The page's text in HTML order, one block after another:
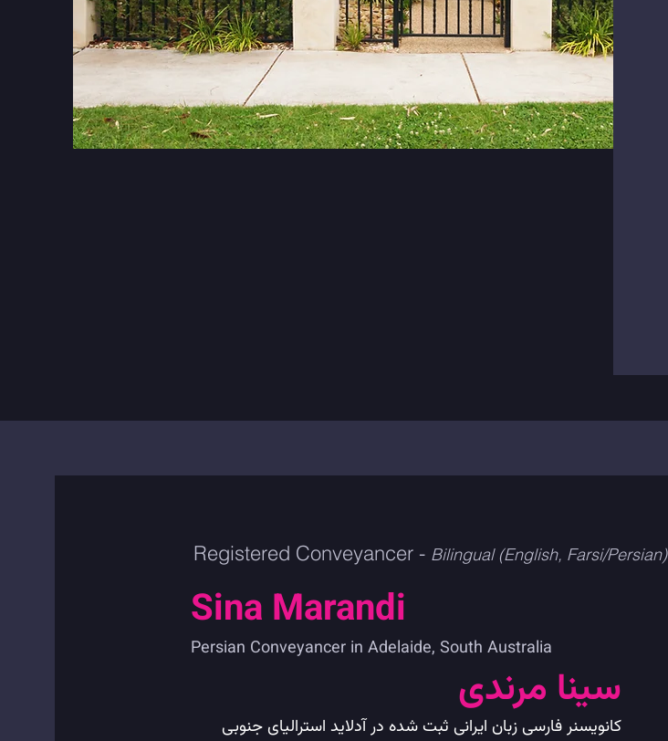
Registered Conveyancer - Bilingual (English, Farsi/Persian)
Sina Marandi
Persian Conveyancer in Adelaide, South Australia
سینا مرندی
کانویسنر فارسی زبان ایرانی ثبت شده در آدلاید استرالیای جنوبی